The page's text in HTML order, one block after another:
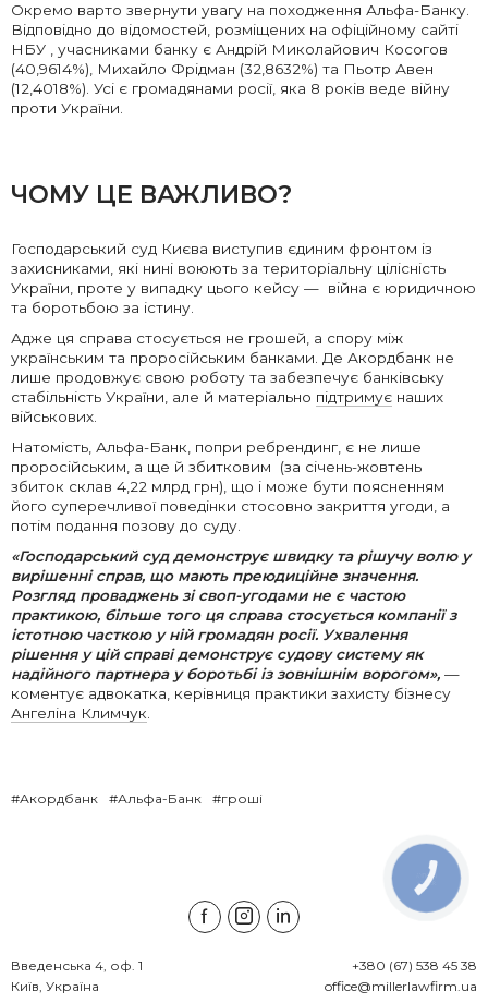
Окремо варто звернути увагу на походження Альфа-Банку.
Відповідно до відомостей, розміщених на офіційному сайті
НБУ , учасниками банку є Андрій Миколайович Косогов
(40,9614%), Михайло Фрідман (32,8632%) та Пьотр Авен
(12,4018%). Усі є громадянами росії, яка 8 років веде війну
проти України.
ЧОМУ ЦЕ ВАЖЛИВО?
Господарський суд Києва виступив єдиним фронтом із
захисниками, які нині воюють за територіальну цілісність
України, проте у випадку цього кейсу — війна є юридичною
та боротьбою за істину.
Адже ця справа стосується не грошей, а спору між
українським та проросійським банками. Де Акордбанк не
лише продовжує свою роботу та забезпечує банківську
стабільність України, але й матеріально підтримує наших
військових.
Натомість, Альфа-Банк, попри ребрендинг, є не лише
проросійським, а ще й збитковим (за січень-жовтень
збиток склав 4,22 млрд грн), що і може бути поясненням
його суперечливої поведінки стосовно закриття угоди, а
потім подання позову до суду.
«Господарський суд демонструє швидку та рішучу волю у
вирішенні справ, що мають преюдиційне значення.
Розгляд проваджень зі своп-угодами не є частою
практикою, більше того ця справа стосується компанії з
істотною часткою у ній громадян росії. Ухвалення
рішення у цій справі демонструє судову систему як
надійного партнера у боротьбі із зовнішнім ворогом», —
коментує адвокатка, керівниця практики захисту бізнесу
Ангеліна Климчук.
#Акордбанк #Альфа-Банк #гроші
Введенська 4, оф. 1
Київ, Україна
+380 (67) 538 45 38
office@millerlawfirm.ua
КНОПКА
ЗВ'ЯЗКУ